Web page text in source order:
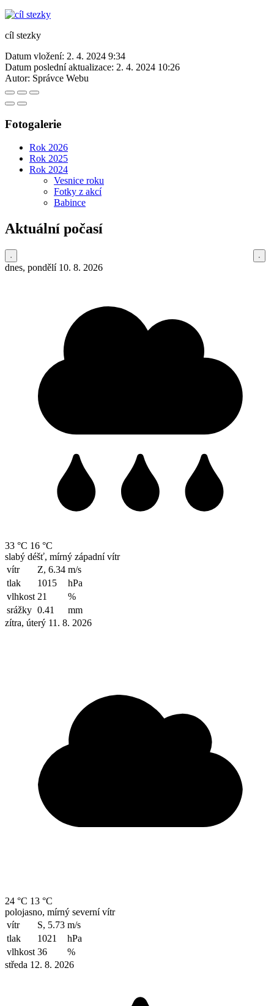
cíl stezky
Datum vložení: 2. 4. 2024 9:34
Datum poslední aktualizace: 2. 4. 2024 10:26
Autor: Správce Webu
Fotogalerie
Rok 2026
Rok 2025
Rok 2024
Vesnice roku
Fotky z akcí
Babince
Aktuální počasí
dnes, pondělí 10. 8. 2026
33 °C 16 °C
slabý déšť, mírný západní vítr
vítr
Z, 6.34 m/s
tlak
1015
hPa
vlhkost 21
%
srážky 0.41
mm
zítra, úterý 11. 8. 2026
24 °C 13 °C
polojasno, mírný severní vítr
vítr
S, 5.73 m/s
tlak
1021
hPa
vlhkost 36
%
středa 12. 8. 2026